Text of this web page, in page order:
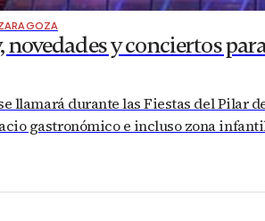
novedades y conciertos
llamará durante las Fiestas del Pilar
gastronómico e incluso zona